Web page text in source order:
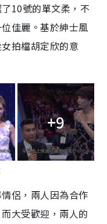
10號的單文柔，不
佳麗。基於紳士風
拍檔胡定欣的意
+9
侶，兩人因為合作
大受歡迎，兩人的